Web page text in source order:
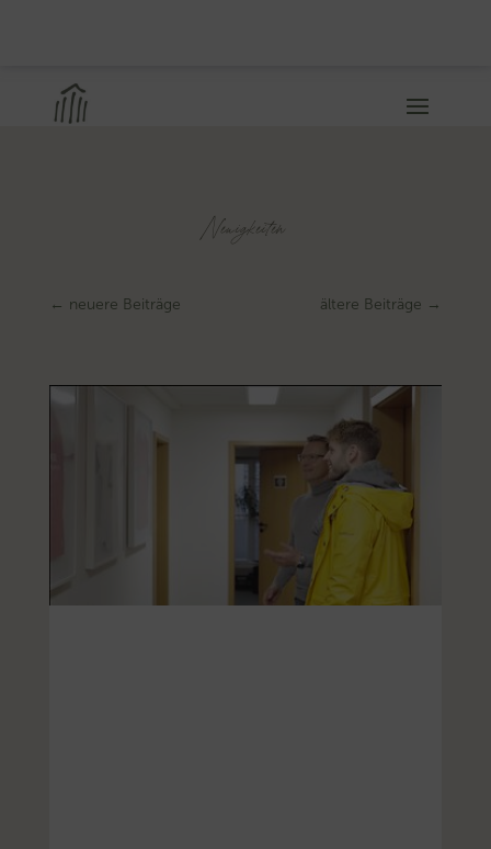
Neuigkeiten
← neuere Beiträge ältere Beiträge →